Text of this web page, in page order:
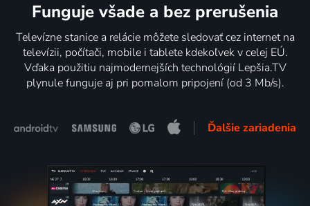
Funguje všade a bez prerušenia
Televízne stanice a relácie môžete sledovať cez internet na
televízii, počítači, mobile i tablete kdekoľvek v celej EÚ.
Vďaka použitiu najmodernejších technológií Lepšia.TV
plynule funguje aj pri pomalom pripojení (od 3 Mb/s).
Ďalšie zariadenia